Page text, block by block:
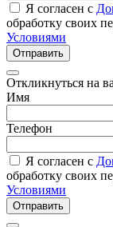
Я согласен с
обработку своих
Условиями
Отправить
Откликнуться на
Имя
Телефон
Я согласен с
обработку своих
Условиями
Отправить